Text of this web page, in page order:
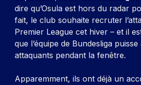
dire qu’Osula est hors du radar
fait, le club souhaite recruter
Premier League cet hiver – et il
que l’équipe de Bundesliga
attaquants pendant la fenêtre.
Apparemment, ils ont déjà un